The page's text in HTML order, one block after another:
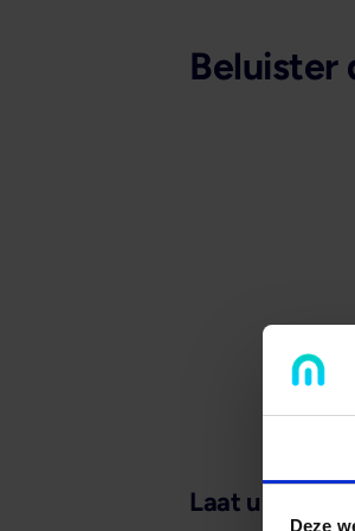
Deze
Beluister
Laat u ook